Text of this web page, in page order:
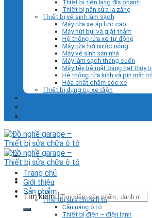
Thiết bị tiện láng đĩa phanh
Thiết bị nắn sửa la zăng
Thiết bị vệ sinh làm sạch
Máy rửa xe áp lực cao
Máy hút bụi và giặt thảm
Hệ thống rửa xe tự động
Máy rửa hơi nước nóng
Máy vệ sinh sàn nhà
Máy làm sạch thang cuốn
Máy tẩy bề mặt bằng hạt thủy
Hệ thống rửa kính và pin mặt
Hóa chất chăm sóc xe
Thiết bị dụng cụ xe điện
Tìm kiếm:
Trang chủ
Giới thiệu
Sản phẩm
Thiết bị sửa chữa ô tô
Cầu nâng ô tô
Thiết bị điện – điện lạnh